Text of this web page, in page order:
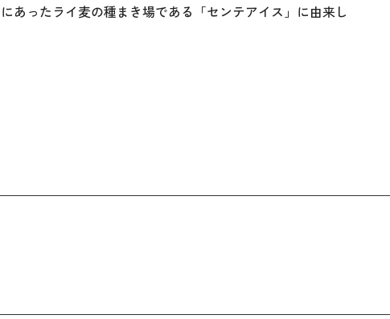
あったライ麦の種まき場である「センテアイス」に由来し